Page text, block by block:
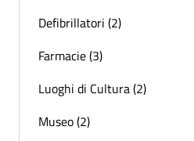
Defibrillatori (2)
Farmacie (3)
Luoghi di Cultura (2)
Museo (2)